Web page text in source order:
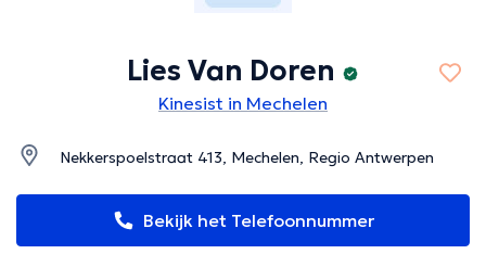
Lies Van Doren
Kinesist in Mechelen
Nekkerspoelstraat 413, Mechelen, Regio Antwerpen
Bekijk het Telefoonnummer